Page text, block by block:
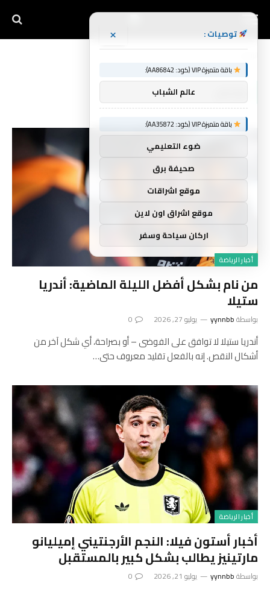
أخبار الرياضة
من نام بشكل أفضل الليلة الماضية: أندريا
ستيلا
بواسطةyynnbb يوليو 27, 2026 0
أندريا ستيلا لا توافق على الفوضى – أو بصراحة، أي شكل آخر من
أشكال النقص. إنه بالفعل تقليد معروف حتى…
أخبار الرياضة
أخبار أستون فيلا: النجم الأرجنتيني إميليانو
مارتينيز يطالب بشكل كبير بالمستقبل
بواسطةyynnbb يوليو 21, 2026 0
توصيات : ×
باقة متميزة VIP (كود: AA86842):
عالم الشباب
باقة متميزة VIP (كود: AA35872):
ضوء التعليمي
صحيفة برق
موقع اشراقات
موقع اشراق اون لاين
اركان سياحة وسفر